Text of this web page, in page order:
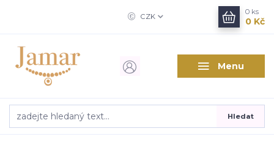
Menu
CZK
Hledat
0 ks
0 Kč